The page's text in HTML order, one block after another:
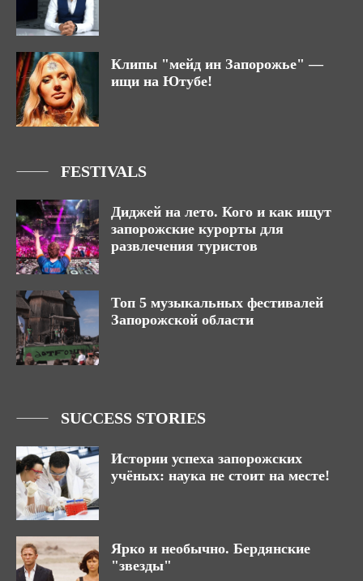
Клипы "мейд ин Запорожье" —
ищи на Ютубе!
FESTIVALS
Диджей на лето. Кого и как ищут
запорожские курорты для
развлечения туристов
Топ 5 музыкальных фестивалей
Запорожской области
SUCCESS STORIES
Истории успеха запорожских
учёных: наука не стоит на месте!
Ярко и необычно. Бердянские
"звезды"